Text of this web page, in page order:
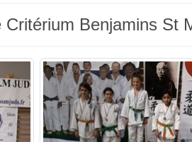
Benjamins St